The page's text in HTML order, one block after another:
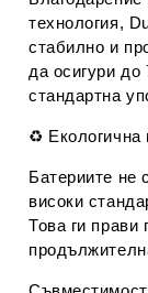
технология,
стабилно и
да осигури до
стандартна
♻️ Екологична
Батериите не
високи
Това ги прави